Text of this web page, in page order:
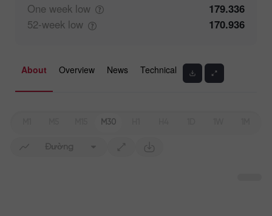
One week low
179.336
52-week low 170.936
About Overview News Technical
M30
Đường